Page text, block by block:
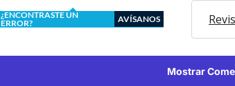
¿ENCONTRASTE UN
ERROR?
AVÍSANOS
Mostrar